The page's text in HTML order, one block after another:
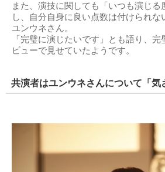
また、演技に関しても「いつも演じ
し、自分自身に良い点数は付けられな
ユンウネさん。
「完璧に演じたいです」とも語り、
ビューで見せていたようです。
共演者はユンウネさんについて「気